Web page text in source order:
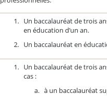
Un baccalauréat de trois
en éducation d’un an.
Un baccalauréat en
Un baccalauréat de trois
cas :
à un baccalauréat